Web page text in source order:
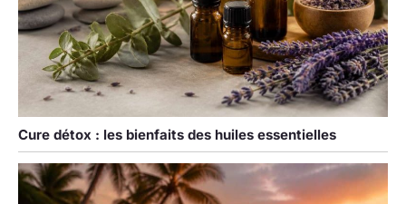
Cure détox : les bienfaits des huiles essentielles